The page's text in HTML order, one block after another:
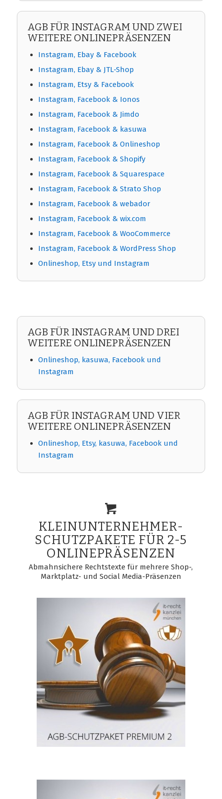
AGB FÜR INSTAGRAM UND ZWEI
WEITERE ONLINEPRÄSENZEN
Instagram, Ebay & Facebook
Instagram, Ebay & JTL-Shop
Instagram, Etsy & Facebook
Instagram, Facebook & Ionos
Instagram, Facebook & Jimdo
Instagram, Facebook & kasuwa
Instagram, Facebook & Onlineshop
Instagram, Facebook & Shopify
Instagram, Facebook & Squarespace
Instagram, Facebook & Strato Shop
Instagram, Facebook & webador
Instagram, Facebook & wix.com
Instagram, Facebook & WooCommerce
Instagram, Facebook & WordPress Shop
Onlineshop, Etsy und Instagram
AGB FÜR INSTAGRAM UND DREI
WEITERE ONLINEPRÄSENZEN
Onlineshop, kasuwa, Facebook und
Instagram
AGB FÜR INSTAGRAM UND VIER
WEITERE ONLINEPRÄSENZEN
Onlineshop, Etsy, kasuwa, Facebook und
Instagram
KLEINUNTERNEHMER-
SCHUTZPAKETE FÜR 2-5
ONLINEPRÄSENZEN
Abmahnsichere Rechtstexte für mehrere Shop-,
Marktplatz- und Social Media-Präsenzen